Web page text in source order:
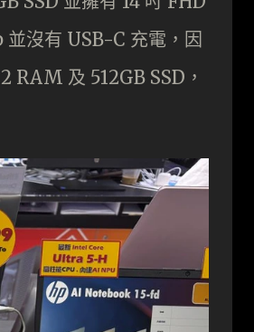
沒有 USB-C 充電，因
及 512GB SSD，